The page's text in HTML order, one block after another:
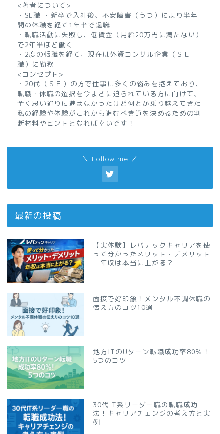
<著者について>
・SE職 ・新卒で入社後、不安障害（うつ）により半年
間の休職を経て1年半で退職
・転職活動に失敗し、低賃金（月給20万円に満たない）
で2年半ほど働く
・2度の転職を経て、現在は外資コンサル企業（ＳＥ
職）に勤務
<コンセプト>
・20代（ＳＥ）の方で仕事に多くの悩みを抱えており、
転職・休職の選択を今まさに迫られている方に向けて、
全く思い通りに進まなかったけど何とか乗り越えてきた
私の経験や体験がこれから進むべき道を決めるための判
断材料やヒントとなれば幸いです！
＼ Follow me ／
最新の投稿
【実体験】レバテックキャリアを使
って分かったメリット・デメリット
｜年収は本当に上がる？
面接で好印象！メンタル不調休職の
伝え方のコツ10選
地方ITのUターン転職成功率80％！
5つのコツ
30代IT系リーダー職の転職成功
法！キャリアチェンジの考え方と実
例